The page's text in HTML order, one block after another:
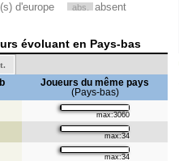
d'europe abs. absent
évoluant en Pays-bas
Joueurs du même pays
(Pays-bas)
max:3060
max:34
max:34